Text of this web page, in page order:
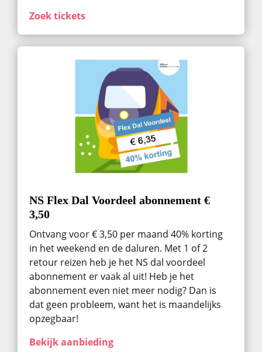
Zoek tickets
NS Flex Dal Voordeel abonnement €
3,50
Ontvang voor € 3,50 per maand 40% korting
in het weekend en de daluren. Met 1 of 2
retour reizen heb je het NS dal voordeel
abonnement er vaak al uit! Heb je het
abonnement even niet meer nodig? Dan is
dat geen probleem, want het is maandelijks
opzegbaar!
Bekijk aanbieding